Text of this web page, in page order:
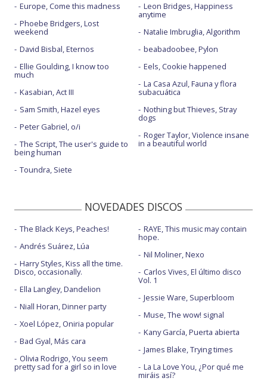
Europe, Come this madness
Phoebe Bridgers, Lost
weekend
David Bisbal, Eternos
Ellie Goulding, I know too
much
Kasabian, Act III
Sam Smith, Hazel eyes
Peter Gabriel, o/i
The Script, The user's guide to
being human
Toundra, Siete
Leon Bridges, Happiness
anytime
Natalie Imbruglia, Algorithm
beabadoobee, Pylon
Eels, Cookie happened
La Casa Azul, Fauna y flora
subacuática
Nothing but Thieves, Stray
dogs
Roger Taylor, Violence insane
in a beautiful world
NOVEDADES DISCOS
The Black Keys, Peaches!
Andrés Suárez, Lúa
Harry Styles, Kiss all the time.
Disco, occasionally.
Ella Langley, Dandelion
Niall Horan, Dinner party
Xoel López, Oniria popular
Bad Gyal, Más cara
Olivia Rodrigo, You seem
pretty sad for a girl so in love
RAYE, This music may contain
hope.
Nil Moliner, Nexo
Carlos Vives, El último disco
Vol. 1
Jessie Ware, Superbloom
Muse, The wow! signal
Kany García, Puerta abierta
James Blake, Trying times
La La Love You, ¿Por qué me
miráis así?